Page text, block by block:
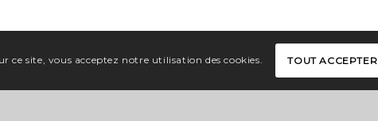
ce site, vous acceptez notre utilisation des cookies. TOUT ACCEPTER